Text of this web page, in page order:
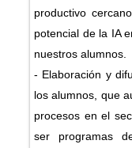
productivo
potencial de la IA
nuestros alumnos.
- Elaboración y
los alumnos, que
procesos en el
ser programas